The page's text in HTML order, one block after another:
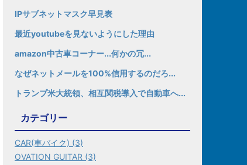
IPサブネットマスク早見表
最近youtubeを見ないようにした理由
amazon中古車コーナー...何かの冗...
なぜネットメールを100%信用するのだろ...
トランプ米大統領、相互関税導入で自動車へ...
カテゴリー
CAR(車バイク) (3)
OVATION GUITAR (3)